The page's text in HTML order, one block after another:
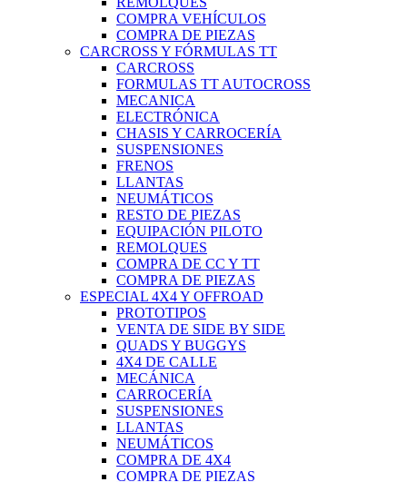
COMPRA VEHÍCULOS
COMPRA DE PIEZAS
CARCROSS Y FÓRMULAS TT
CARCROSS
FORMULAS TT AUTOCROSS
MECANICA
ELECTRÓNICA
CHASIS Y CARROCERÍA
SUSPENSIONES
FRENOS
LLANTAS
NEUMÁTICOS
RESTO DE PIEZAS
EQUIPACIÓN PILOTO
REMOLQUES
COMPRA DE CC Y TT
COMPRA DE PIEZAS
ESPECIAL 4X4 Y OFFROAD
PROTOTIPOS
VENTA DE SIDE BY SIDE
QUADS Y BUGGYS
4X4 DE CALLE
MECÁNICA
CARROCERÍA
SUSPENSIONES
LLANTAS
NEUMÁTICOS
COMPRA DE 4X4
COMPRA DE PIEZAS